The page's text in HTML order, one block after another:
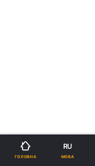
ГОЛОВНА
RU
МОВА